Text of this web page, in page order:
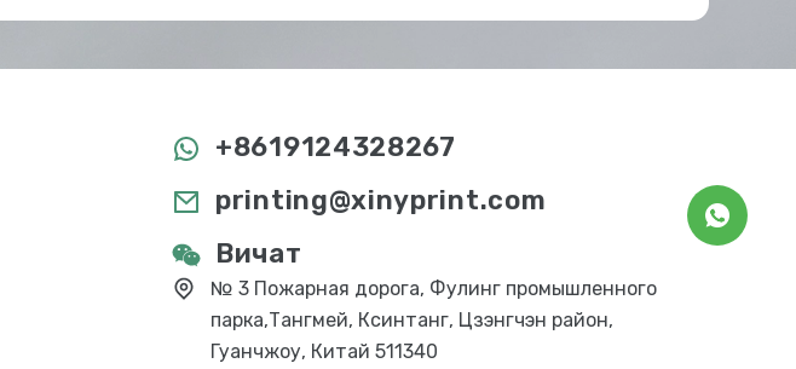
+8619124328267
printing@xinyprint.com
Вичат
№ 3 Пожарная дорога, Фулинг промышленного
парка,Тангмей, Ксинтанг, Цзэнгчэн район,
Гуанчжоу, Китай 511340